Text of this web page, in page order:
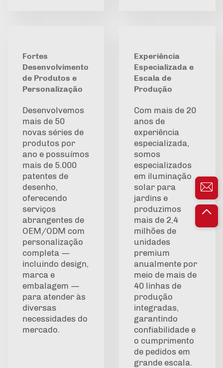
Fortes
Desenvolvimento
de Produtos e
Personalização
Desenvolvemos
mais de 50
novas séries de
produtos por
ano e possuímos
mais de 5.000
patentes de
desenho,
oferecendo
serviços
abrangentes de
OEM/ODM com
personalização
completa —
incluindo design,
marca e
embalagem —
para atender às
diversas
necessidades do
mercado.
Experiência
Especializada e
Escala de
Produção
Com mais de 20
anos de
experiência
especializada,
somos
especializados
em iluminação
solar para
jardins e
produzimos
mais de 2,4
milhões de
unidades
premium
anualmente por
meio de mais de
40 linhas de
produção
integradas,
garantindo
confiabilidade e
o cumprimento
de pedidos em
grande escala.